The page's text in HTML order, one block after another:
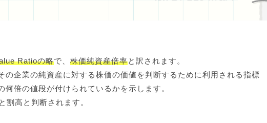
Ratioの略で、 株価純資産倍率と訳されます。
の企業の純資産に対する株価の価値を判断するために利用される指標
何倍の値段が付けられているかを示します。
割高と判断されます。